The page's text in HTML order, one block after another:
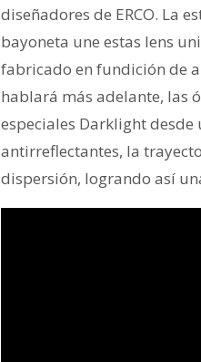
diseñadores de ERCO. La
bayoneta une estas lens
fabricado en fundición de
hablará más adelante, las
especiales Darklight desde
antirreflectantes, la
dispersión, logrando así